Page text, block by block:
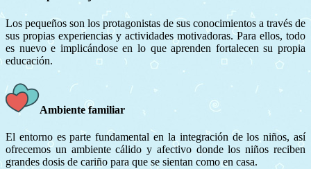
Los pequeños son los protagonistas de sus conocimientos a través de
sus propias experiencias y actividades motivadoras. Para ellos, todo
es nuevo e implicándose en lo que aprenden fortalecen su propia
educación.
Ambiente familiar
El entorno es parte fundamental en la integración de los niños, así
ofrecemos un ambiente cálido y afectivo donde los niños reciben
grandes dosis de cariño para que se sientan como en casa.